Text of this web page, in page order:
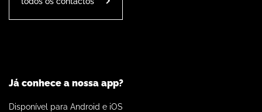
Já conhece a nossa app?
Disponível para Android e iOS